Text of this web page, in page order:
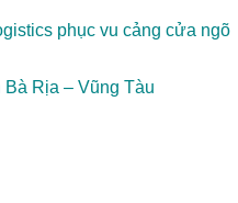
phục vu cảng cửa ngõ
Rịa – Vũng Tàu